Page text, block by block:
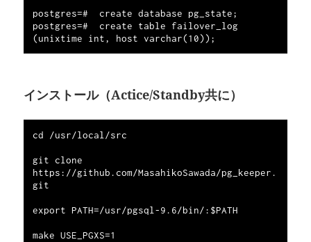
postgres=#  create database pg_state;
postgres=#  create table failover_log
インストール（Actice/Standby共に）
cd /usr/local/src
git clone
https://github.com/MasahikoSawada/pg_keeper.
git
export PATH=/usr/pgsql-9.6/bin/:$PATH
make USE_PGXS=1